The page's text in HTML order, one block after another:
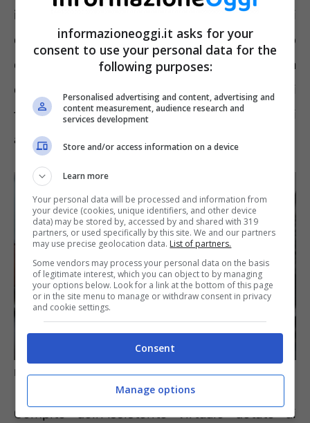
informazioni e tanti servizi a disposizione dei
cittadini. L’intento è presentare un sito
completo che possa risolvere ogni problema
dell’utente ma proprio questa vastità di
funzioni potrebbe mettere in crisi chi vi
accede.
Il nuovo servizio INPS nei dettagli – Informazioneoggi.it
Compito dell’Assistente Virtuale dotato di
informazioneoggi.it asks for your
consent to use your personal data for the
following purposes:
Personalised advertising and content, advertising and
content measurement, audience research and
services development
Store and/or access information on a device
Learn more
Your personal data will be processed and information from
your device (cookies, unique identifiers, and other device
data) may be stored by, accessed by and shared with 319
partners, or used specifically by this site. We and our partners
may use precise geolocation data. List of partners.
Some vendors may process your personal data on the basis
of legitimate interest, which you can object to by managing
your options below. Look for a link at the bottom of this page
or in the site menu to manage or withdraw consent in privacy
and cookie settings.
Consent
Manage options